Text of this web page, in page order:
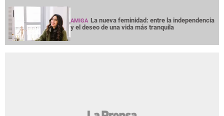
AMIGA La nueva feminidad: entre la independencia
y el deseo de una vida más tranquila